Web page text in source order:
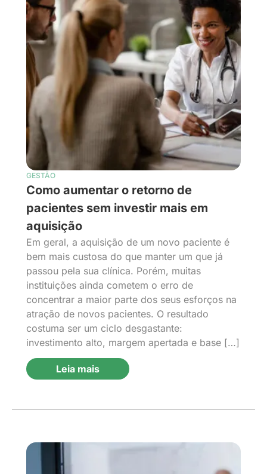
GESTÃO
Como aumentar o retorno de
pacientes sem investir mais em
aquisição
Em geral, a aquisição de um novo paciente é
bem mais custosa do que manter um que já
passou pela sua clínica. Porém, muitas
instituições ainda cometem o erro de
concentrar a maior parte dos seus esforços na
atração de novos pacientes. O resultado
costuma ser um ciclo desgastante:
investimento alto, margem apertada e base […]
Leia mais